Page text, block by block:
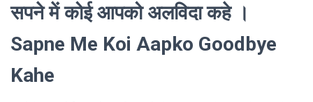
सपने में कोई आपको अलविदा कहे ।
Sapne Me Koi Aapko Goodbye
Kahe